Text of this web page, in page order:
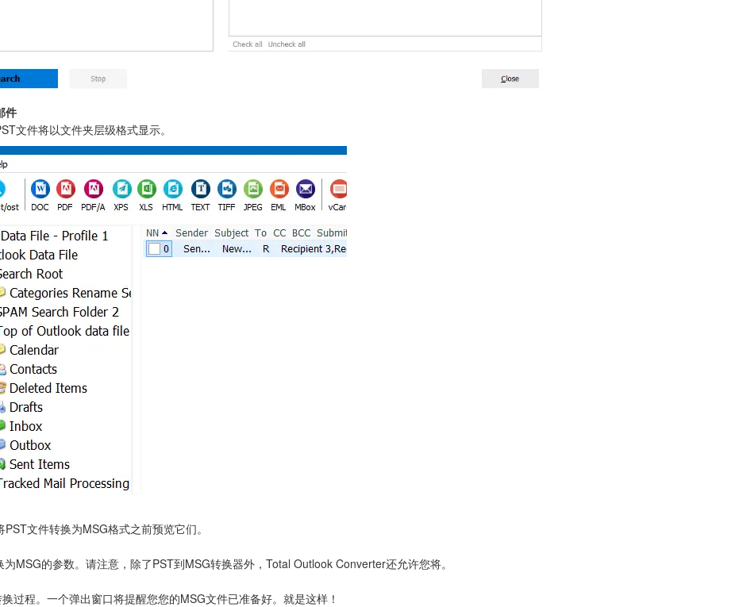
件
文件将以文件夹层级格式显示。
文件转换为MSG格式之前预览它们。
为MSG的参数。请注意，除了PST到MSG转换器外，Total Outlook Converter还允许您将。
换过程。一个弹出窗口将提醒您您的MSG文件已准备好。就是这样！